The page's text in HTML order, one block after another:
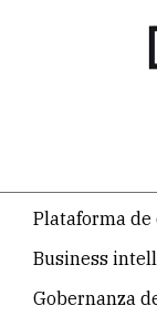
temática
principal
Plataforma de
Business
Gobernanza